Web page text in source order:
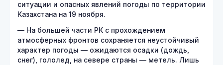
ситуации и опасных явлений погоды по территории
Казахстана на 19 ноября.
— На большей части РК с прохождением
атмосферных фронтов сохраняется неустойчивый
характер погоды — ожидаются осадки (дождь,
снег), гололед, на севере страны — метель. Лишь